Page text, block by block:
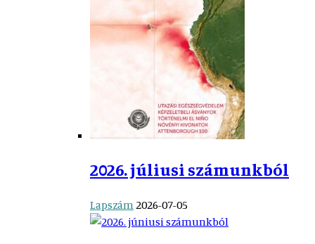
2026. júliusi számunkból
Lapszám 2026-07-05